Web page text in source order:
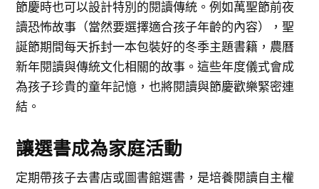
節慶時也可以設計特別的閱讀傳統。例如萬聖節前夜
讀恐怖故事（當然要選擇適合孩子年齡的內容），聖
誕節期間每天拆封一本包裝好的冬季主題書籍，農曆
新年閱讀與傳統文化相關的故事。這些年度儀式會成
為孩子珍貴的童年記憶，也將閱讀與節慶歡樂緊密連
結。
讓選書成為家庭活動
定期帶孩子去書店或圖書館選書，是培養閱讀自主權